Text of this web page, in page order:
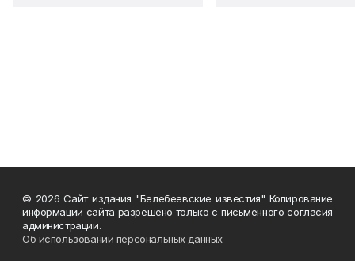
© 2026 Сайт издания "Белебеевские известия" Копирование
информации сайта разрешено только с письменного согласия
администрации.
Об использовании персональных данных